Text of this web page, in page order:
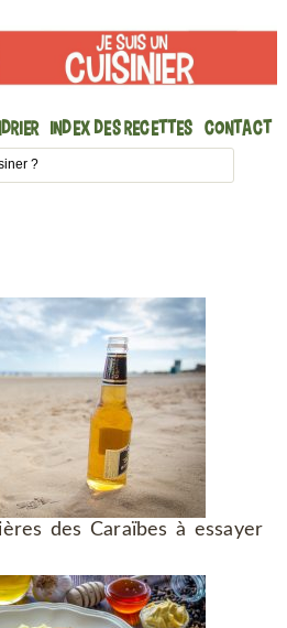
Index des recettes Contact
des Caraïbes à essayer